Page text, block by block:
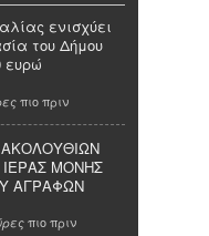
ενισχύει
του Δήμου
ευρώ
πιο πριν
ΜΟΝΗΣ
ΑΓΡΑΦΩΝ
πιο πριν